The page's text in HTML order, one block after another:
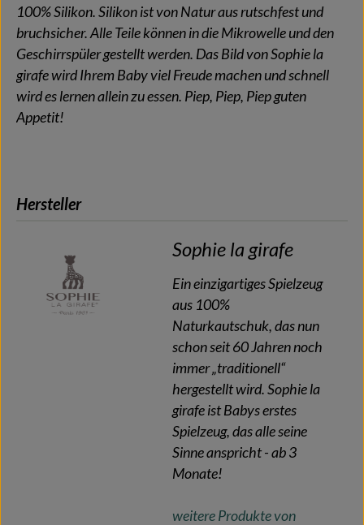
100% Silikon. Silikon ist von Natur aus rutschfest und
bruchsicher. Alle Teile können in die Mikrowelle und den
Geschirrspüler gestellt werden. Das Bild von Sophie la
girafe wird Ihrem Baby viel Freude machen und schnell
wird es lernen allein zu essen. Piep, Piep, Piep guten
Appetit!
Hersteller
Sophie la girafe
Ein einzigartiges Spielzeug
aus 100%
Naturkautschuk, das nun
schon seit 60 Jahren noch
immer „traditionell“
hergestellt wird. Sophie la
girafe ist Babys erstes
Spielzeug, das alle seine
Sinne anspricht - ab 3
Monate!
weitere Produkte von